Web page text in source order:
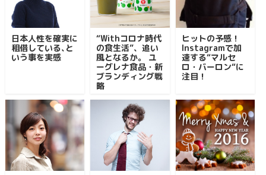
日本人性を確実に
租借している､と
いう事を実感
“Withコロナ時代
の食生活”、追い
風となるか。 ユ
ーグレナ食品・新
ブランディング戦
略
ヒットの予感！
Instagramで加
速する“マルセ
ロ・バーロン“に
注目！